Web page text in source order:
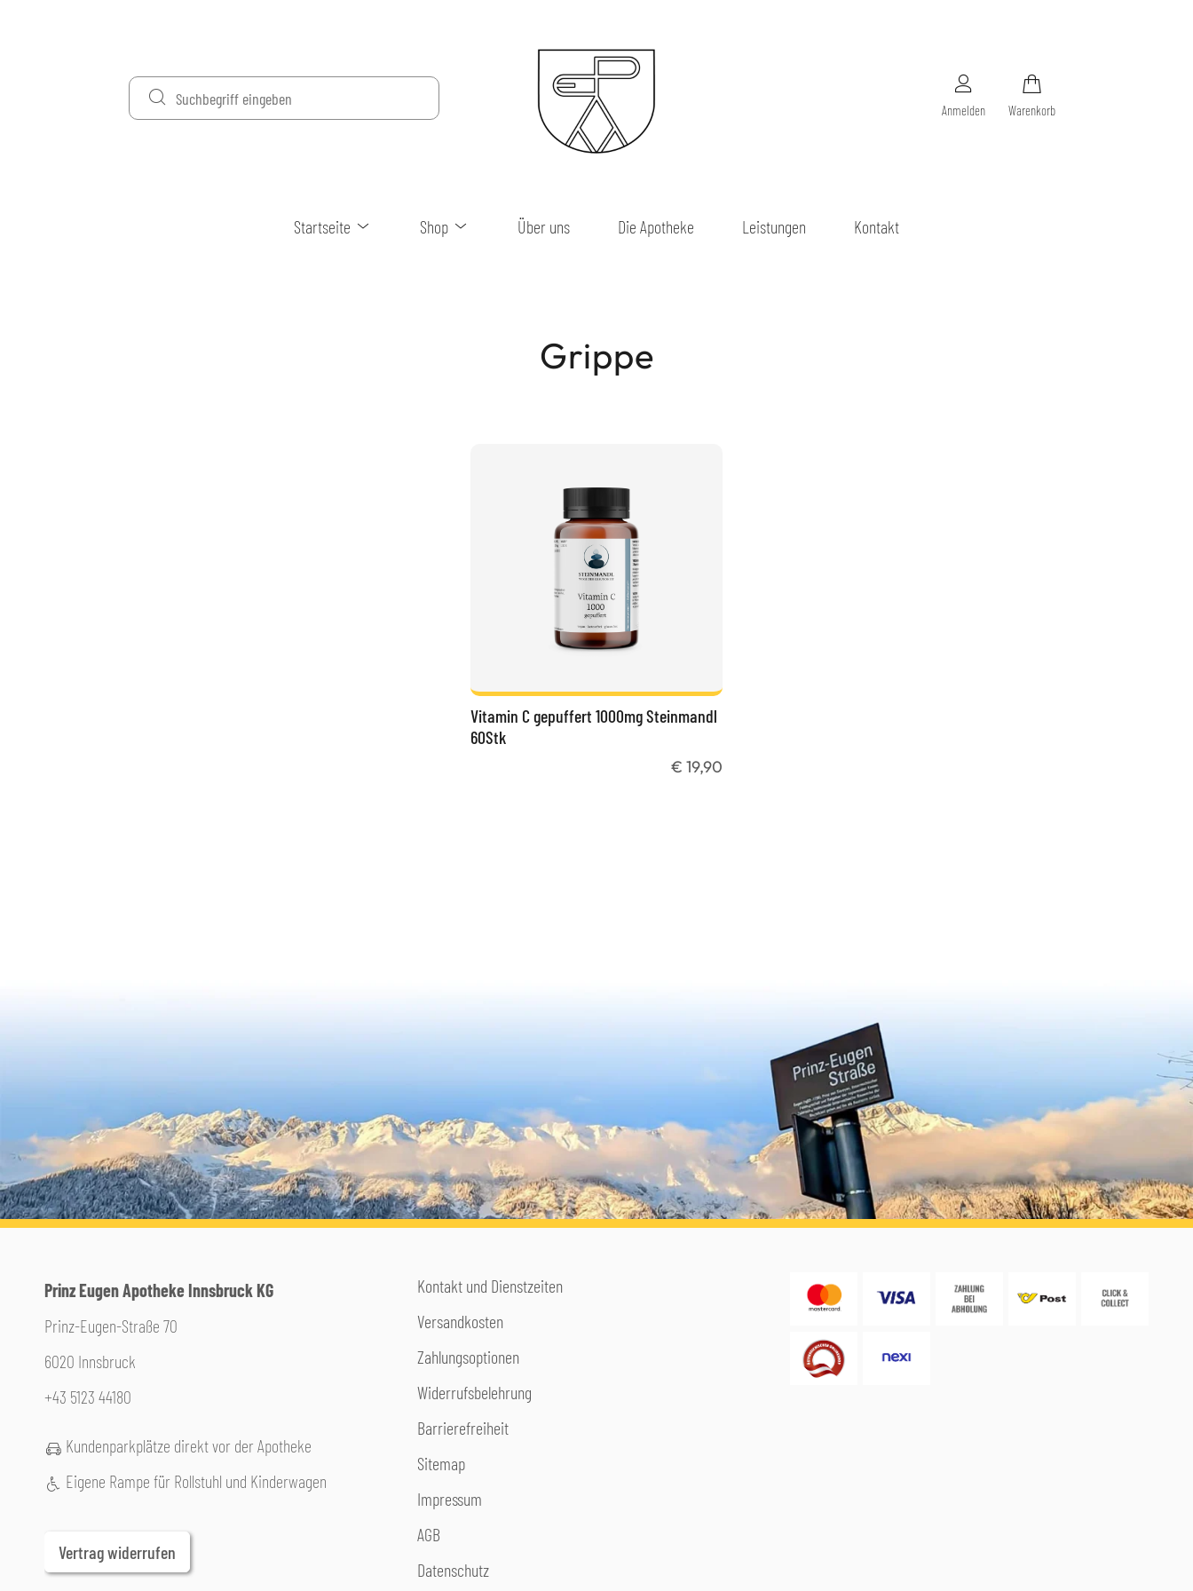
Anmelden Warenkorb
Startseite Shop Über uns Die Apotheke Leistungen Kontakt
Grippe
Vitamin C gepuffert 1000mg Steinmandl
60Stk
€ 19,90
Prinz Eugen Apotheke Innsbruck KG
Prinz-Eugen-Straße 70
6020 Innsbruck
+43 5123 44180
Kundenparkplätze direkt vor der Apotheke
Eigene Rampe für Rollstuhl und Kinderwagen
Vertrag widerrufen
Kontakt und Dienstzeiten
Versandkosten
Zahlungsoptionen
Widerrufsbelehrung
Barrierefreiheit
Sitemap
Impressum
AGB
Datenschutz